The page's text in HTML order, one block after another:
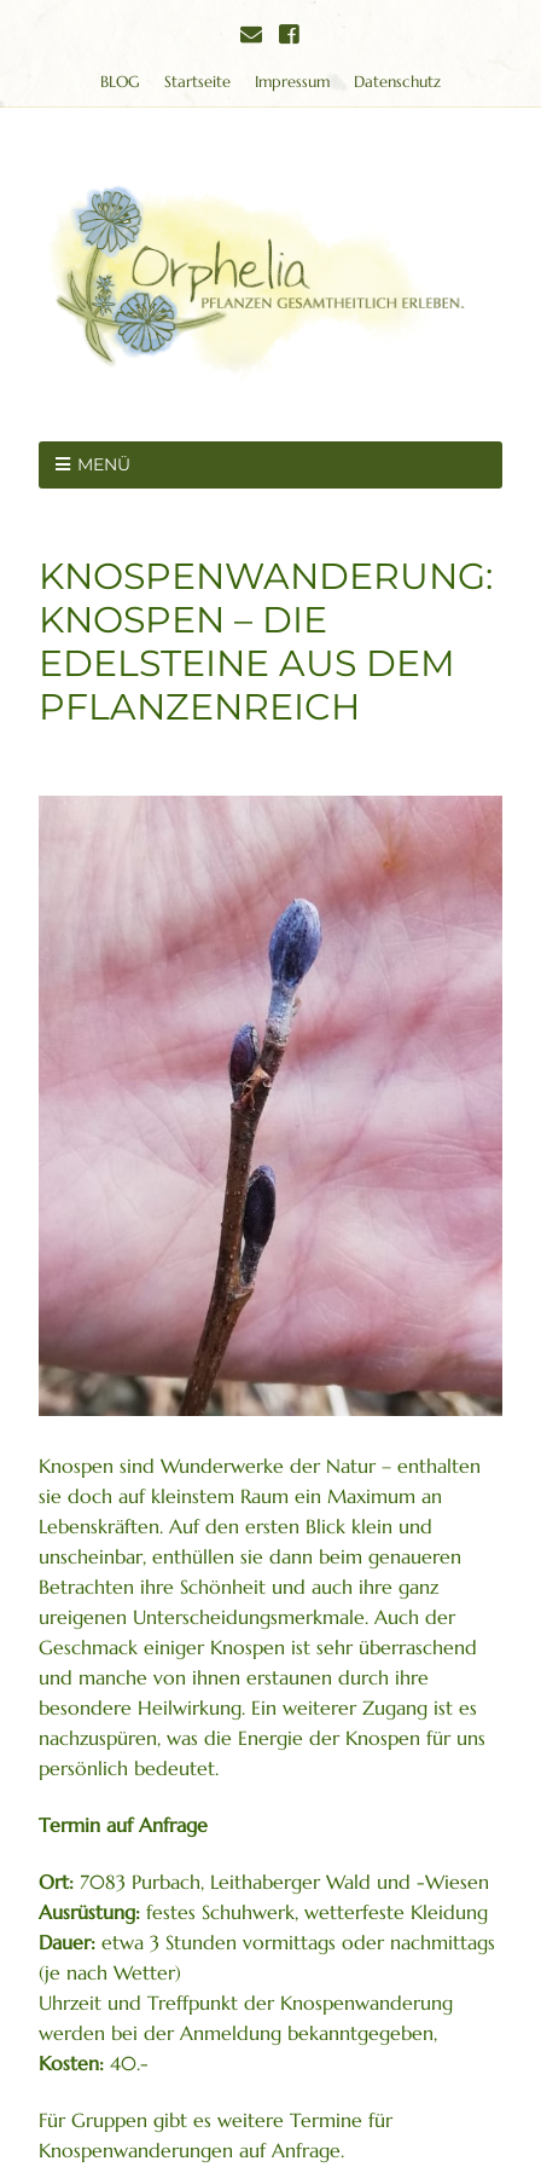
BLOG Startseite Impressum Datenschutz
MENÜ
KNOSPENWANDERUNG:
KNOSPEN – DIE
EDELSTEINE AUS DEM
PFLANZENREICH
Knospen sind Wunderwerke der Natur – enthalten
sie doch auf kleinstem Raum ein Maximum an
Lebenskräften. Auf den ersten Blick klein und
unscheinbar, enthüllen sie dann beim genaueren
Betrachten ihre Schönheit und auch ihre ganz
ureigenen Unterscheidungsmerkmale. Auch der
Geschmack einiger Knospen ist sehr überraschend
und manche von ihnen erstaunen durch ihre
besondere Heilwirkung. Ein weiterer Zugang ist es
nachzuspüren, was die Energie der Knospen für uns
persönlich bedeutet.
Termin auf Anfrage
Ort: 7083 Purbach, Leithaberger Wald und -Wiesen
Ausrüstung: festes Schuhwerk, wetterfeste Kleidung
Dauer: etwa 3 Stunden vormittags oder nachmittags
(je nach Wetter)
Uhrzeit und Treffpunkt der Knospenwanderung
werden bei der Anmeldung bekanntgegeben,
Kosten: 40.-
Für Gruppen gibt es weitere Termine für
Knospenwanderungen auf Anfrage.